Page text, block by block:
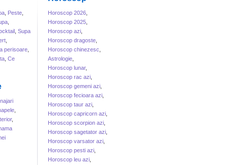
Peste
Supa
perisoare
Ce
,
Horoscop 2026
Horoscop 2025
Horoscop azi
Horoscop dragoste
Horoscop chinezesc
Astrologie
Horoscop lunar,
Horoscop rac azi
Horoscop gemeni azi
Horoscop fecioara azi
Horoscop taur azi
Horoscop capricorn azi
Horoscop scorpion azi
Horoscop sagetator azi
Horoscop varsator azi
Horoscop pesti azi
Horoscop leu azi